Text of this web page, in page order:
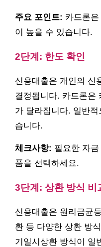
주요 포인트: 카드론
이 높을 수 있습니다.
2단계: 한도 확인
신용대출은 개인의 신
결정됩니다. 카드론은
가 달라집니다. 일반
습니다.
체크사항: 필요한 자
품을 선택하세요.
3단계: 상환 방식 비
신용대출은 원리금균
환 등 다양한 상환 방
기일시상환 방식이 일